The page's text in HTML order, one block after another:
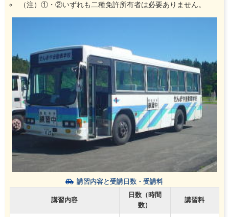
（注）①・②いずれも二種免許所有者は必要ありません。
講習内容と受講日数・受講料
講習内容
日数（時間
数）
講習料